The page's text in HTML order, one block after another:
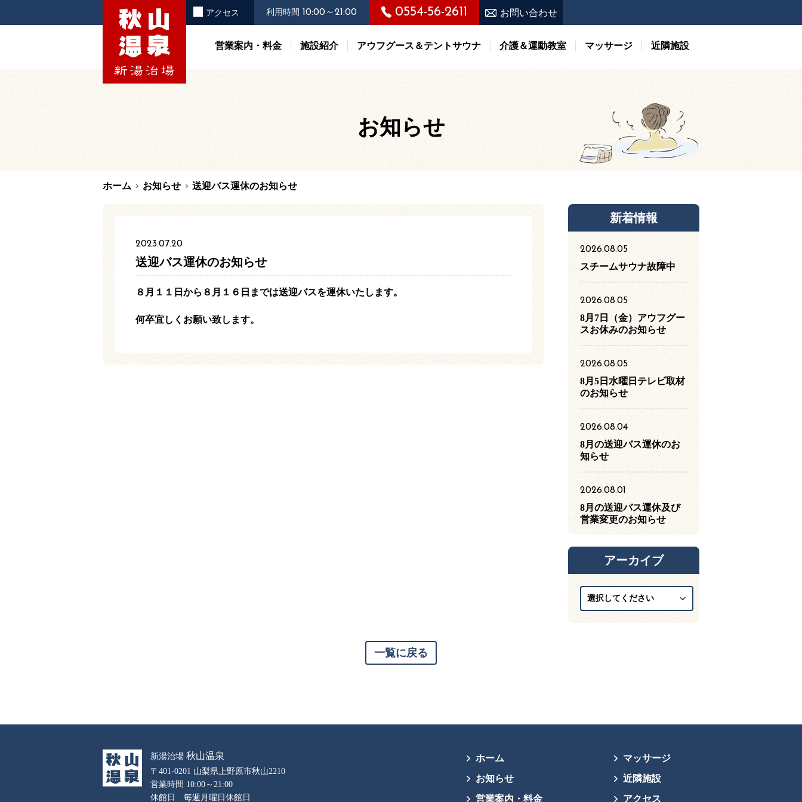
お知らせ アクセス 利用時間 10:00～21:00 0554-56-2611 お問い合わせ
営業案内・料金 施設紹介 アウフグース＆テントサウナ 介護＆運動教室 マッサージ 近隣施設
お知らせ
ホーム お知らせ 送迎バス運休のお知らせ
2023.07.20
送迎バス運休のお知らせ
８月１１日から８月１６日までは送迎バスを運休いたします。
何卒宜しくお願い致します。
新着情報
2026.08.05
スチームサウナ故障中
2026.08.05
8月7日（金）アウフグー
スお休みのお知らせ
2026.08.05
8月5日水曜日テレビ取材
のお知らせ
2026.08.04
8月の送迎バス運休のお
知らせ
2026.08.01
8月の送迎バス運休及び
営業変更のお知らせ
アーカイブ
一覧に戻る
新湯治場 秋山温泉
〒401-0201 山梨県上野原市秋山2210
営業時間 10:00～21:00
休館日 毎週月曜日休館日
ホーム
お知らせ
営業案内・料金
マッサージ
近隣施設
アクセス